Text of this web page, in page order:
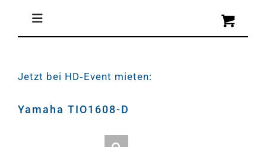
Toggle
Navigation
Video
Jetzt bei HD‑Event mieten:
Yamaha TIO1608-D